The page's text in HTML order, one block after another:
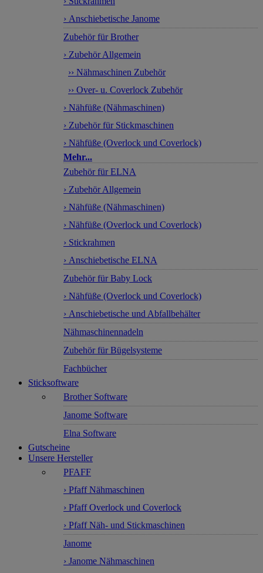
› Anschiebetische Janome
Zubehör für Brother
› Zubehör Allgemein
›› Nähmaschinen Zubehör
›› Over- u. Coverlock Zubehör
› Nähfüße (Nähmaschinen)
› Zubehör für Stickmaschinen
› Nähfüße (Overlock und Coverlock)
Mehr...
Zubehör für ELNA
› Zubehör Allgemein
› Nähfüße (Nähmaschinen)
› Nähfüße (Overlock und Coverlock)
› Stickrahmen
› Anschiebetische ELNA
Zubehör für Baby Lock
› Nähfüße (Overlock und Coverlock)
› Anschiebetische und Abfallbehälter
Nähmaschinennadeln
Zubehör für Bügelsysteme
Fachbücher
Sticksoftware
Brother Software
Janome Software
Elna Software
Gutscheine
Unsere Hersteller
PFAFF
› Pfaff Nähmaschinen
› Pfaff Overlock und Coverlock
› Pfaff Näh- und Stickmaschinen
Janome
› Janome Nähmaschinen